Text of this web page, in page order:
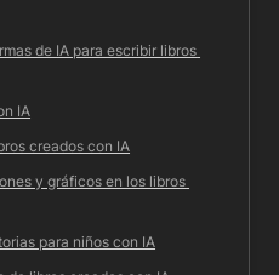
de IA para escribir libros
IA
creados con IA
y gráficos en los libros
para niños con IA